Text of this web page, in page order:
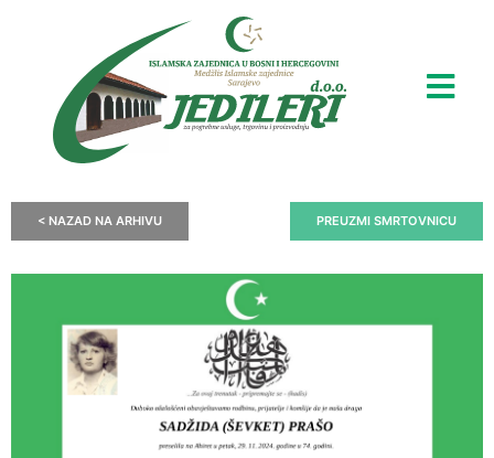
< NAZAD NA ARHIVU PREUZMI SMRTOVNICU